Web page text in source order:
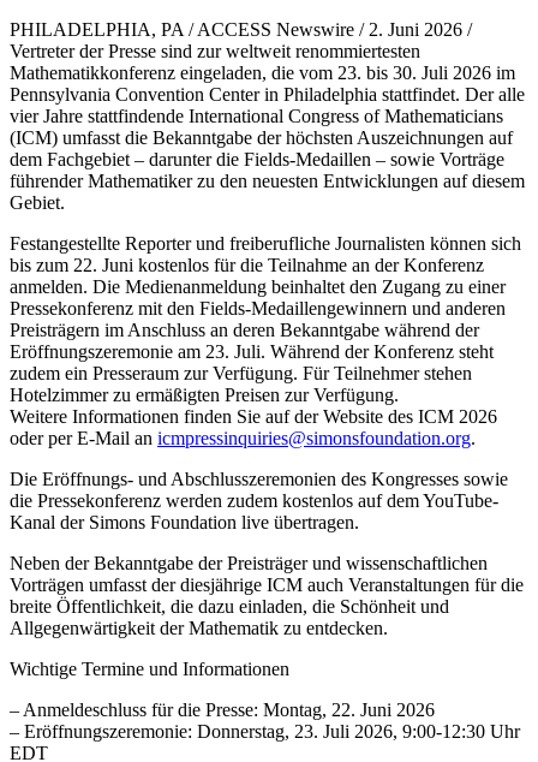
PHILADELPHIA, PA / ACCESS Newswire / 2. Juni 2026 /
Vertreter der Presse sind zur weltweit renommiertesten
Mathematikkonferenz eingeladen, die vom 23. bis 30. Juli 2026 im
Pennsylvania Convention Center in Philadelphia stattfindet. Der alle
vier Jahre stattfindende International Congress of Mathematicians
(ICM) umfasst die Bekanntgabe der höchsten Auszeichnungen auf
dem Fachgebiet – darunter die Fields-Medaillen – sowie Vorträge
führender Mathematiker zu den neuesten Entwicklungen auf diesem
Gebiet.
Festangestellte Reporter und freiberufliche Journalisten können sich
bis zum 22. Juni kostenlos für die Teilnahme an der Konferenz
anmelden. Die Medienanmeldung beinhaltet den Zugang zu einer
Pressekonferenz mit den Fields-Medaillengewinnern und anderen
Preisträgern im Anschluss an deren Bekanntgabe während der
Eröffnungszeremonie am 23. Juli. Während der Konferenz steht
zudem ein Presseraum zur Verfügung. Für Teilnehmer stehen
Hotelzimmer zu ermäßigten Preisen zur Verfügung.
Weitere Informationen finden Sie auf der Website des ICM 2026
oder per E-Mail an icmpressinquiries@simonsfoundation.org.
Die Eröffnungs- und Abschlusszeremonien des Kongresses sowie
die Pressekonferenz werden zudem kostenlos auf dem YouTube-
Kanal der Simons Foundation live übertragen.
Neben der Bekanntgabe der Preisträger und wissenschaftlichen
Vorträgen umfasst der diesjährige ICM auch Veranstaltungen für die
breite Öffentlichkeit, die dazu einladen, die Schönheit und
Allgegenwärtigkeit der Mathematik zu entdecken.
Wichtige Termine und Informationen
– Anmeldeschluss für die Presse: Montag, 22. Juni 2026
– Eröffnungszeremonie: Donnerstag, 23. Juli 2026, 9:00-12:30 Uhr
EDT